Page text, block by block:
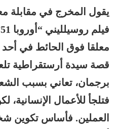
يقول المخرج في مقابلة
معلقا فوق الحائط في
قصة سيدة أرستقراطية
برجمان، تعاني بسبب
فتلجأ للأعمال الإنسانية،
العملين. فأساس تكوين